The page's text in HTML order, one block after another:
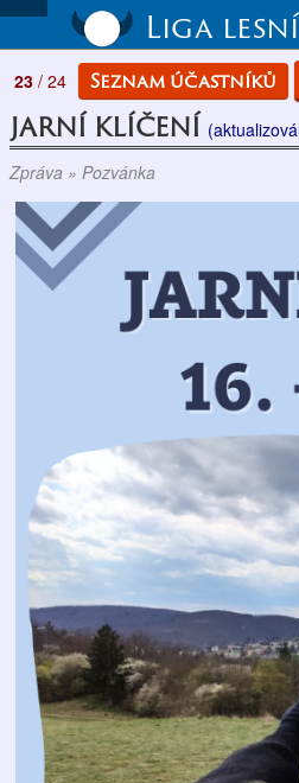
Liga
23 / 24 Seznam účastníků
JARNÍ KLÍČENÍ
Zpráva » Pozvánka